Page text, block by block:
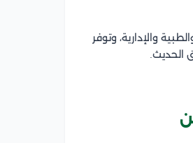
والإدارية، وتوفر
الحديث.